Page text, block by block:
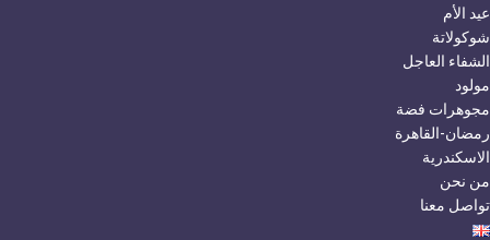
عيد الأم
شوكولاتة
الشفاء العاجل
مولود
مجوهرات فضة
رمضان-القاهرة
الاسكندرية
من نحن
تواصل معنا